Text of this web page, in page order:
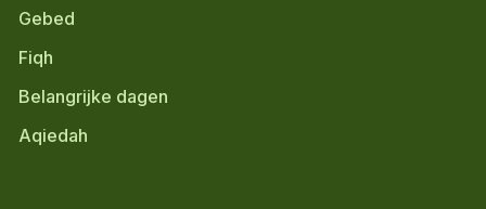
Gebed
Fiqh
Belangrijke dagen
Aqiedah